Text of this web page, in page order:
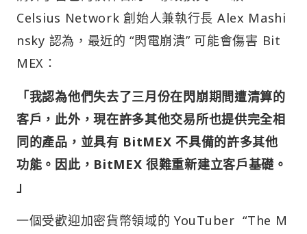
Celsius Network 創始人兼執行長 Alex Mashi
nsky 認為，最近的 “閃電崩潰” 可能會傷害 Bit
MEX：
「我認為他們失去了三月份在閃崩期間遭清算的
客戶，此外，現在許多其他交易所也提供完全相
同的產品，並具有 BitMEX 不具備的許多其他
功能。因此，BitMEX 很難重新建立客戶基礎。
」
一個受歡迎加密貨幣領域的 YouTuber “The M